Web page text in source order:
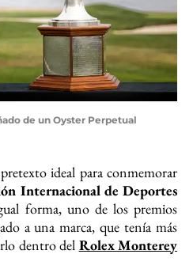
de un Oyster Perpetual
ideal para conmemorar
Internacional de Deportes
forma, uno de los premios
a una marca, que tenía más
dentro del Rolex Monterey